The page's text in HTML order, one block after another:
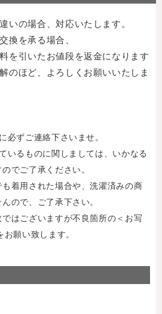
いの場合、対応いたします。
換を承る場合、
を引いたお値段を返金になります
のほど、よろしくお願いいたしま
ずご連絡下さいませ。
いるものに関しましては、いかなる
でご了承ください。
着用された場合や、洗濯済みの商
ので、ご了承下さい。
はございますが不良箇所の＜お写
お願い致します。